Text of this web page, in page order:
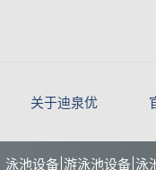
关于迪泉优
泳池设备|游泳池设备|